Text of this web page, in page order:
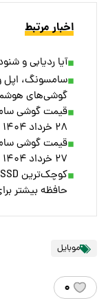
اخبار مرتبط
آیا ردیابی و
سامسونگ، اپل
گوشی‌های
قیمت گوشی
۲۸ خرداد ۱۴۰۴
قیمت گوشی
۲۷ خرداد ۱۴۰۴
حافظه بیشتر
موبایل
۰